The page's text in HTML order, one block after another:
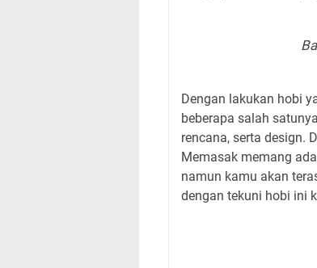
Dengan lakukan hobi
beberapa salah
rencana, serta design.
Memasak memang
namun kamu akan
dengan tekuni hobi ini